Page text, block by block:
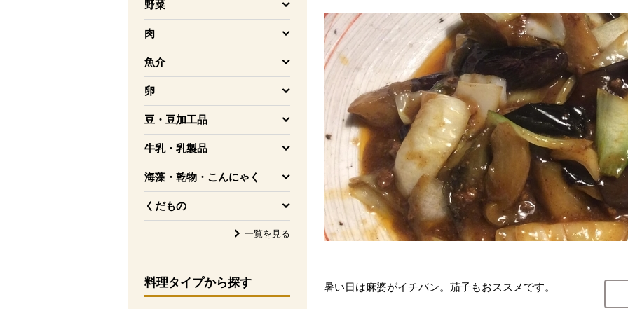
野菜
を開く
肉
を開く
魚介
を開く
卵
を開く
豆・豆加工品
を開く
牛乳・乳製品
を開く
海藻・乾物・こんにゃく
を開く
くだもの
を開く
一覧を見る
料理タイプから探す 暑い日は麻婆がイチバン。茄子もおススメです。